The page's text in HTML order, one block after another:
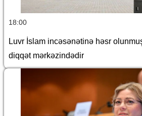
18:00
Luvr İslam incəsənətinə həsr
diqqət mərkəzindədir